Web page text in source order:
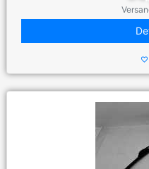
favorite_border